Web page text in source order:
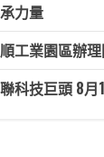
力量
工業園區辦
科技巨頭 8